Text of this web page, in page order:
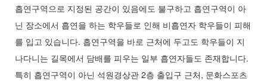
흡연구역으로 지정된 공간이 있음에도 불구하고 흡연구역이 아
닌 장소에서 흡연을 하는 학우들로 인해 비흡연자 학우들이 피해
를 입고 있습니다. 흡연구역을 바로 근처에 두고도 학우들이 지
나다니는 길목에서 담배를 피우는 일부 흡연자들도 존재합니다.
특히 흡연구역이 아닌 석원경상관 2층 출입구 근처, 문화스포츠